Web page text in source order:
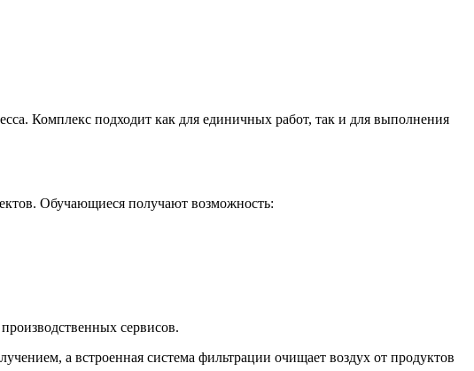
Комплекс подходит как для единичных работ, так и для выполнения
Обучающиеся получают возможность:
сервисов.
а встроенная система фильтрации очищает воздух от продуктов